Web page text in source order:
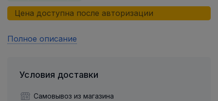
Цена доступна после авторизации
Полное описание
Условия доставки
Самовывоз из магазина